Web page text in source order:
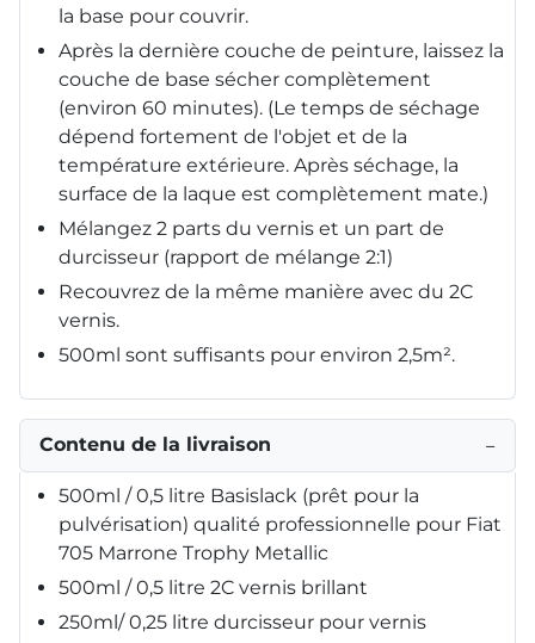
la base pour couvrir.
Après la dernière couche de peinture, laissez la
couche de base sécher complètement
(environ 60 minutes). (Le temps de séchage
dépend fortement de l'objet et de la
température extérieure. Après séchage, la
surface de la laque est complètement mate.)
Mélangez 2 parts du vernis et un part de
durcisseur (rapport de mélange 2:1)
Recouvrez de la même manière avec du 2C
vernis.
500ml sont suffisants pour environ 2,5m².
Contenu de la livraison −
500ml / 0,5 litre Basislack (prêt pour la
pulvérisation) qualité professionnelle pour Fiat
705 Marrone Trophy Metallic
500ml / 0,5 litre 2C vernis brillant
250ml/ 0,25 litre durcisseur pour vernis